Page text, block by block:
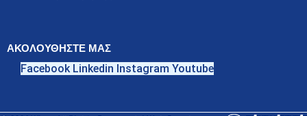
ΑΚΟΛΟΥΘΗΣΤΕ ΜΑΣ
Facebook Linkedin Instagram Youtube